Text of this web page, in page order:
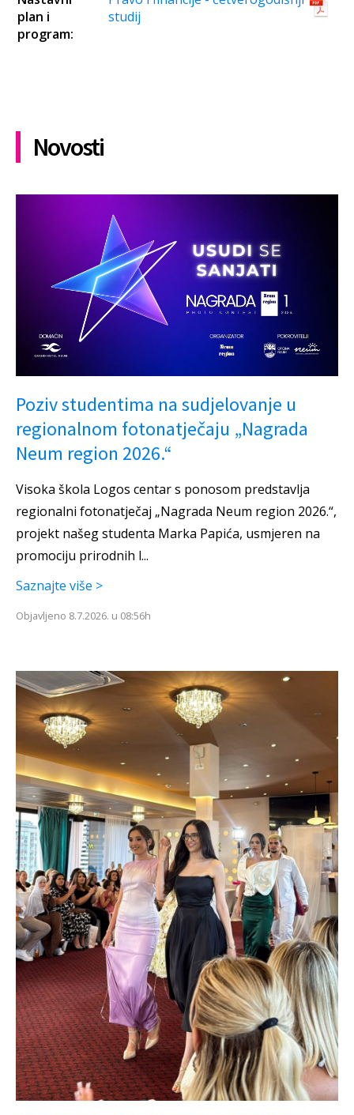
plan i
program:
studij
Novosti
Poziv studentima na sudjelovanje u
regionalnom fotonatječaju „Nagrada
Neum region 2026.“
Visoka škola Logos centar s ponosom predstavlja
regionalni fotonatječaj „Nagrada Neum region 2026.“,
projekt našeg studenta Marka Papića, usmjeren na
promociju prirodnih l...
Saznajte više >
Objavljeno 8.7.2026. u 08:56h